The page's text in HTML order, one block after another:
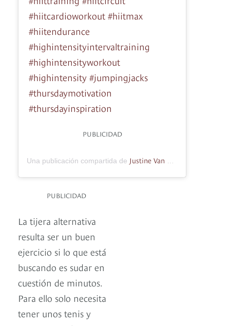
#hiitcardioworkout #hiitmax
#hiitendurance
#highintensityintervaltraining
#highintensityworkout
#highintensity #jumpingjacks
#thursdaymotivation
#thursdayinspiration
PUBLICIDAD
Una publicación compartida de Justine Van Drunen
PUBLICIDAD
La tijera alternativa
resulta ser un buen
ejercicio si lo que está
buscando es sudar en
cuestión de minutos.
Para ello solo necesita
tener unos tenis y